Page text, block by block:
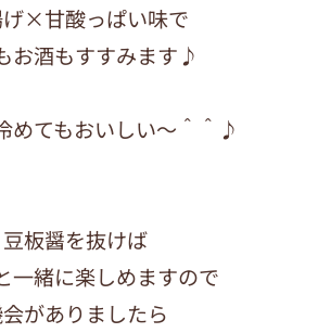
×甘酸っぱい味で
お酒もすすみます♪
めてもおいしい〜＾＾♪
豆板醤を抜けば
一緒に楽しめますので
がありましたら